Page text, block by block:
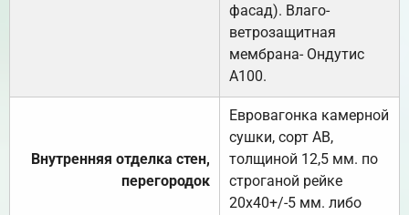
фасад). Влаго-
ветрозащитная
мембрана- Ондутис
А100.
Внутренняя отделка стен,
перегородок
Евровагонка камерной
сушки, сорт АВ,
толщиной 12,5 мм. по
строганой рейке
20х40+/-5 мм. либо